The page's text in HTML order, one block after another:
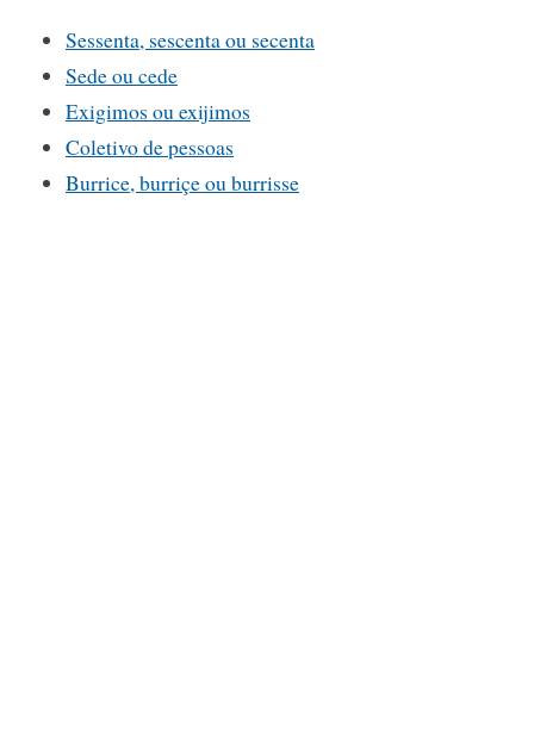
Sessenta, sescenta ou secenta
Sede ou cede
Exigimos ou exijimos
Coletivo de pessoas
Burrice, burriçe ou burrisse